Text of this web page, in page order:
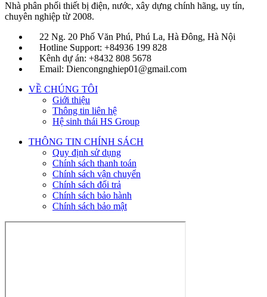
Nhà phân phối thiết bị điện, nước, xây dựng chính hãng, uy tín,
chuyên nghiệp từ 2008.
22 Ng. 20 Phố Văn Phú, Phú La, Hà Đông, Hà Nội
Hotline Support: +84936 199 828
Kênh dự án: +8432 808 5678
Email: Diencongnghiep01@gmail.com
VỀ CHÚNG TÔI
Giới thiệu
Thông tin liên hệ
Hệ sinh thái HS Group
THÔNG TIN CHÍNH SÁCH
Quy định sử dụng
Chính sách thanh toán
Chính sách vận chuyển
Chính sách đổi trả
Chính sách bảo hành
Chính sách bảo mật